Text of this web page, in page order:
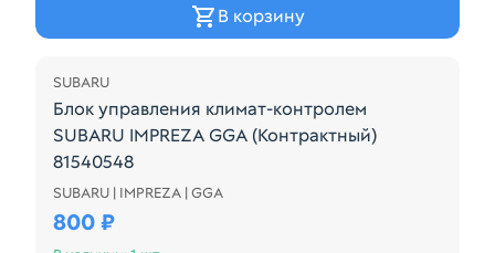
В корзину
SUBARU
Блок управления климат-контролем
SUBARU IMPREZA GGA (Контрактный)
81540548
72311FE001
SUBARU | IMPREZA | GGA
800 ₽